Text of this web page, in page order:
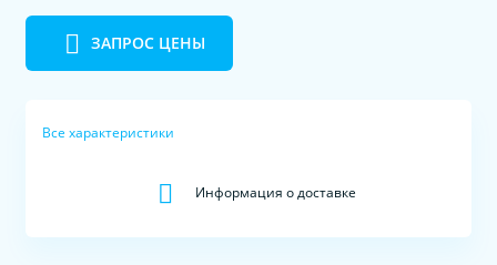
ЗАПРОС ЦЕНЫ
Все характеристики
Информация о доставке